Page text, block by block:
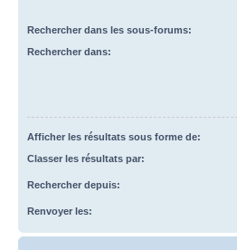
Rechercher dans les sous-forums:
Rechercher dans:
Afficher les résultats sous forme de:
Classer les résultats par:
Rechercher depuis:
Renvoyer les: